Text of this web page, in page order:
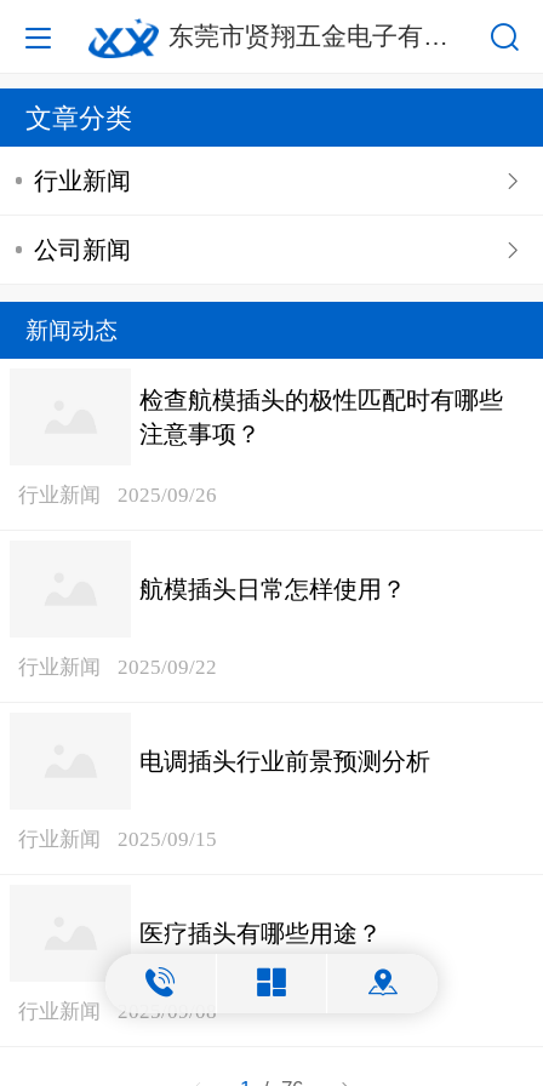
东莞市贤翔五金电子有限公司
文章分类
行业新闻
公司新闻
新闻动态
检查航模插头的极性匹配时有哪些
注意事项？
行业新闻 2025/09/26
航模插头日常怎样使用？
行业新闻 2025/09/22
电调插头行业前景预测分析
行业新闻 2025/09/15
医疗插头有哪些用途？
行业新闻 2025/09/08